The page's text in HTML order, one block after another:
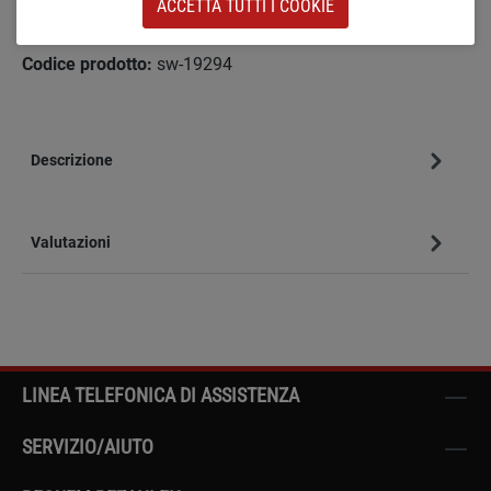
Aggiungi alla wishlist
Codice prodotto: sw-19294
Descrizione
Valutazioni
LINEA TELEFONICA DI ASSISTENZA
SERVIZIO/AIUTO
ACCETTA TUTTI I COOKIE